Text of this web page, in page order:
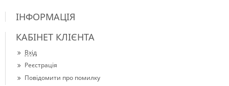
ІНФОРМАЦІЯ
КАБІНЕТ КЛІЄНТА
Вхід
Реєстрація
Повідомити про помилку